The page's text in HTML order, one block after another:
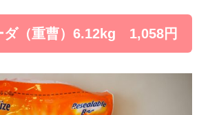
ダ（重曹）6.12kg 1,058円